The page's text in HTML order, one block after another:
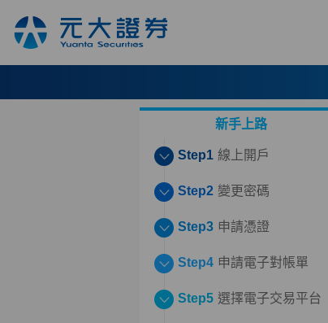
新手上路
Step1 線上開戶
Step2 變更密碼
Step3 申請憑證
Step4 申請電子對帳單
Step5 選擇電子交易平台